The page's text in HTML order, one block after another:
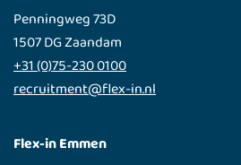
Penningweg 73D
1507 DG Zaandam
+31 (0)75-230 0100
recruitment@flex-in.nl
Flex-in Emmen